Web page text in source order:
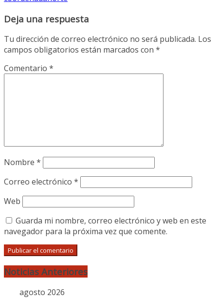
Deja una respuesta
Tu dirección de correo electrónico no será publicada. Los
campos obligatorios están marcados con *
Comentario *
Nombre *
Correo electrónico *
Web
Guarda mi nombre, correo electrónico y web en este
navegador para la próxima vez que comente.
Noticias Anteriores
agosto 2026